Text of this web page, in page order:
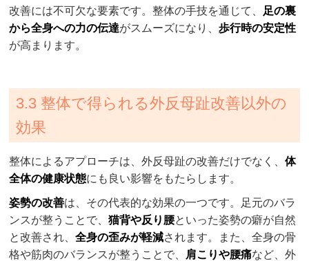
改善には不可欠な要素です。整体の手技を通じて、 足の裏
から全身への力の伝達がスムーズになり、歩行時の安定性
が高まります。
3.3 整体で得られる外反母趾改善以外の
効果
整体によるアプローチは、外反母趾の改善だけでなく、体
全体の健康状態にも良い影響をもたらします。
姿勢の改善は、その代表的な効果の一つです。足元のバラ
ンスが整うことで、猫背や反り腰といった姿勢の癖が自然
と改善され、全身の歪みが軽減されます。また、全身の骨
格や筋肉のバランスが整うことで、 肩こりや腰痛など、外